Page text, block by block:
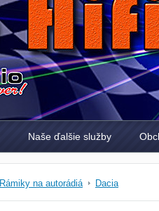
Naše ďalšie služby
Rámiky na autorádiá Dacia